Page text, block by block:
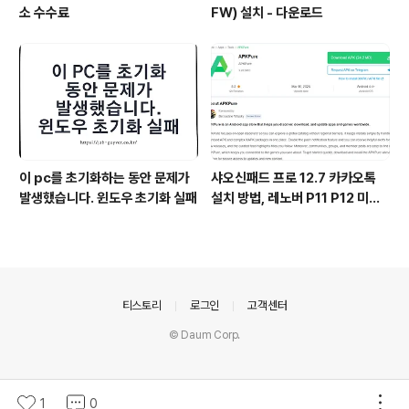
소 수수료
FW) 설치 - 다운로드
이 pc를 초기화하는 동안 문제가
발생했습니다. 윈도우 초기화 실패
샤오신패드 프로 12.7 카카오톡
설치 방법, 레노버 P11 P12 미패
1 0
티스토리 로그인 고객센터
© Daum Corp.